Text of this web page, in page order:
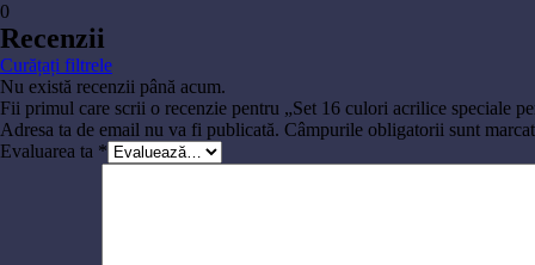
0
Recenzii
Curățați filtrele
Nu există recenzii până acum.
Fii primul care scrii o recenzie pentru „Set 16 culori acrilice speciale
Adresa ta de email nu va fi publicată. Câmpurile obligatorii sunt
Evaluarea ta *